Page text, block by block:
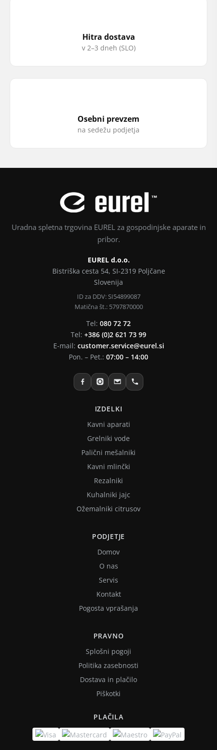
Hitra dostava
v 2–3 dneh (SLO)
Osebni prevzem
na sedežu podjetja
Uradna spletna trgovina EUREL za gospodinjske aparate in
pribor.
EUREL d.o.o.
Bistriška cesta 54, SI-2319 Poljčane
Slovenija
ID za DDV: SI54899087
Matična št.: 5797870000
Tel: 080 72 72
Tel: +386 (0)2 621 73 99
E-mail: customer.service@eurel.si
Pon. – Pet.: 07:00 – 14:00
IZDELKI
Kavni aparati
Grelniki vode
Palični mešalniki
Kavni mlinčki
Rezalniki
Kuhalniki jajc
Ožemalniki citrusov
PODJETJE
Domov
O nas
Servis
Kontakt
Pogosta vprašanja
PRAVNO
Splošni pogoji
Politika zasebnosti
Dostava in plačilo
Piškotki
PLAČILA